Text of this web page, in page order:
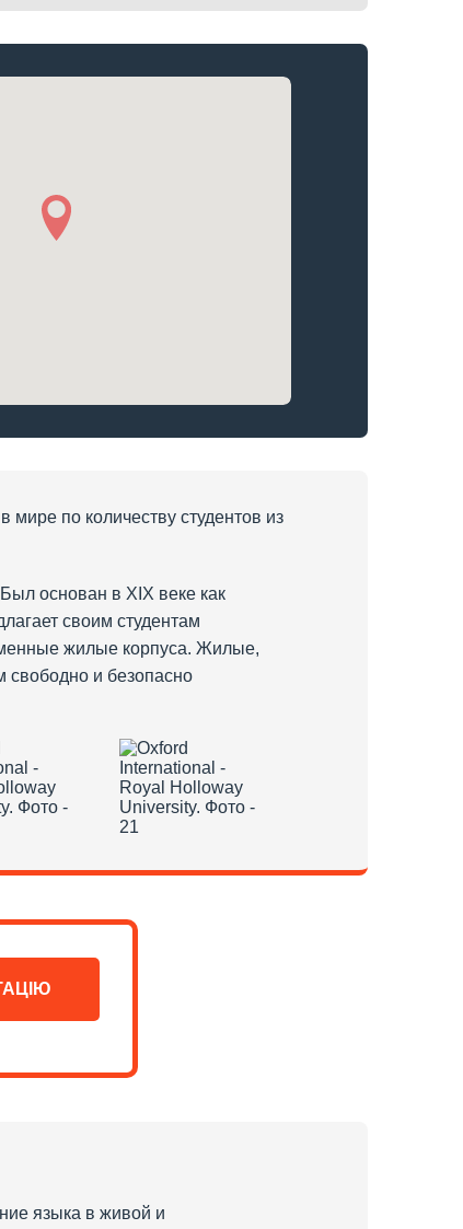
мире по количеству студентов из
основан в XIX веке как
своим студентам
жилые корпуса. Жилые,
свободно и безопасно
языка в живой и